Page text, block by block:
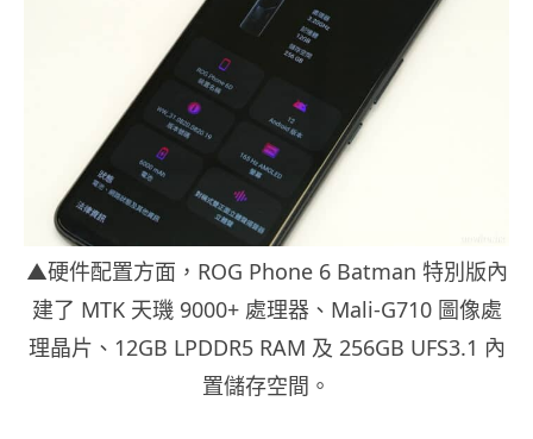
▲硬件配置方面，ROG Phone 6 Batman 特別版內
建了 MTK 天璣 9000+ 處理器、Mali-G710 圖像處
理晶片、12GB LPDDR5 RAM 及 256GB UFS3.1 內
置儲存空間。